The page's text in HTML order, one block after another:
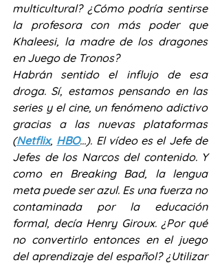
multicultural? ¿Cómo podría sentirse
la profesora con más poder que
Khaleesi, la madre de los dragones
en Juego de Tronos?
Habrán sentido el influjo de esa
droga. Sí, estamos pensando en las
series y el cine, un fenómeno adictivo
gracias a las nuevas plataformas
(Netflix, HBO…). El vídeo es el Jefe de
Jefes de los Narcos del contenido. Y
como en Breaking Bad, la lengua
meta puede ser azul. Es una fuerza no
contaminada por la educación
formal, decía Henry Giroux. ¿Por qué
no convertirlo entonces en el juego
del aprendizaje del español? ¿Utilizar